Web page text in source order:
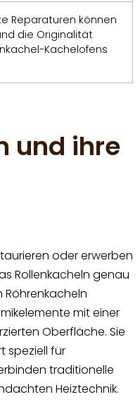
Reparaturen können
die Originalität
Kachelofens
und ihre
oder erwerben
Rollenkacheln genau
mit einer
Oberfläche. Sie
speziell für
traditionelle
Heiztechnik.